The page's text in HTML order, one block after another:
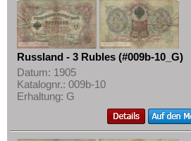
Russland - 3 Rubles (#009b-10_G)
Datum: 1905
Katalognr.: 009b-10
Erhaltung: G